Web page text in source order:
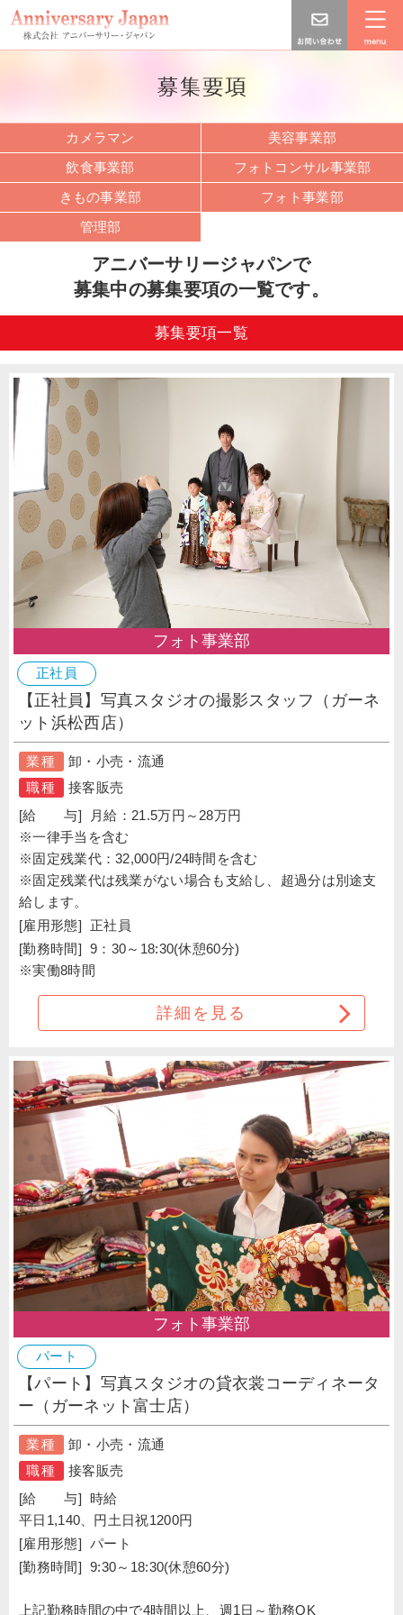
アニバーサリージャパンで
募集中の募集要項の一覧です。
募集要項一覧
フォト事業部
正社員
【正社員】写真スタジオの撮影スタッフ（ガーネ
ット浜松西店）
業種
卸・小売・流通
職種
接客販売
[給 与]
月給：21.5万円～28万円
※一律手当を含む
※固定残業代：32,000円/24時間を含む
※固定残業代は残業がない場合も支給し、超過分は別途支
給します。
[雇用形態]
正社員
[勤務時間] 9：30～18:30(休憩60分)
※実働8時間
詳細を見る
フォト事業部
パート
【パート】写真スタジオの貸衣裳コーディネータ
ー（ガーネット富士店）
業種
卸・小売・流通
職種
接客販売
[給 与] 時給
平日1,140、円土日祝1200円
[雇用形態] パート
[勤務時間] 9:30～18:30(休憩60分)
上記勤務時間の中で4時間以上、週1日～勤務OK
カメラマン
美容事業部
飲食事業部
フォトコンサル事業部
きもの事業部
フォト事業部
管理部